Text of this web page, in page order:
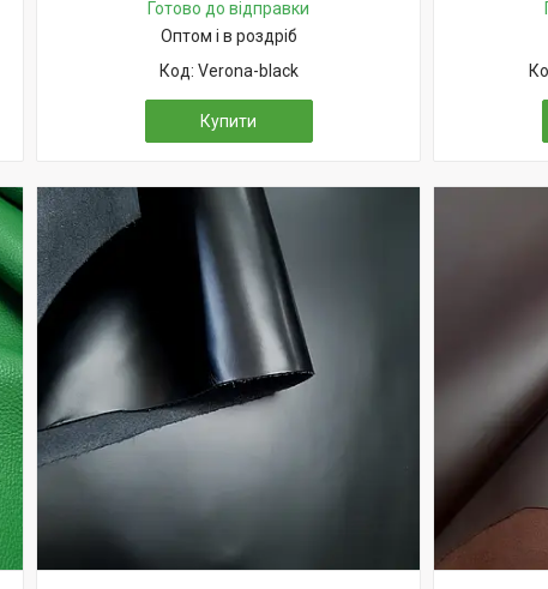
Готово до відправки
Оптом і в роздріб
Verona-black
Купити